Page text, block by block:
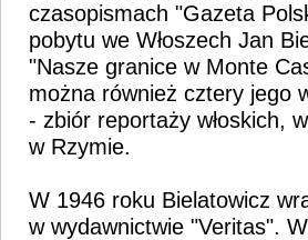
czasopismach "Gazeta
pobytu we Włoszech Jan
"Nasze granice w Monte
można również cztery jego
- zbiór reportaży włoskich,
w Rzymie.
W 1946 roku Bielatowicz
w wydawnictwie "Veritas".